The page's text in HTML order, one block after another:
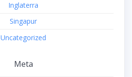
Inglaterra
Singapur
Uncategorized
Meta